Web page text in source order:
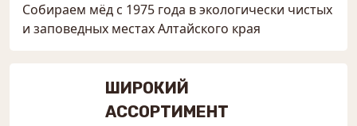
Собираем мёд с 1975 года в экологически чистых
и заповедных местах Алтайского края
ШИРОКИЙ
АССОРТИМЕНТ